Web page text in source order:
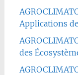
Applications
des